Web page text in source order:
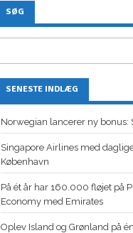
SØG
SENESTE INDLÆG
Norwegian lancerer ny bonus:
Singapore Airlines med
København
På ét år har 160.000 fløjet på
Economy med Emirates
Oplev Island og Grønland på